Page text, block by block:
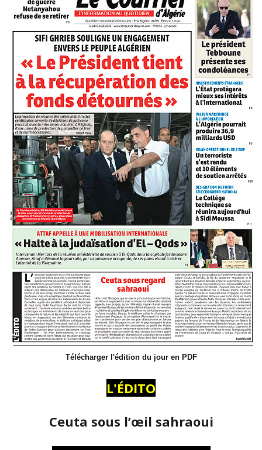
Télécharger l'édition du jour en PDF
L'ÉDITO
Ceuta sous l’œil sahraoui